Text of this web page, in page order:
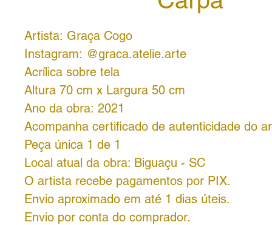
Artista: Graça Cogo
Instagram: @graca.atelie.arte
Acrílica sobre tela
Altura 70 cm x Largura 50 cm
Ano da obra: 2021
Acompanha certificado de autenticidade do
Peça única 1 de 1
Local atual da obra: Biguaçu - SC
O artista recebe pagamentos por PIX.
Envio aproximado em até 1 dias úteis.
Envio por conta do comprador.